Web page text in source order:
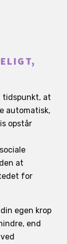
tidspunkt, at
automatisk,
opstår
at
for
egen krop
end